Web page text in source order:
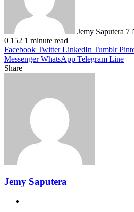
Jemy Saputera 7
0 152 1 minute read
Facebook Twitter LinkedIn Tumblr
Messenger WhatsApp Telegram Line
Share
Jemy Saputera